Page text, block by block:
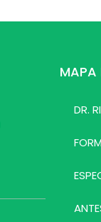
MAPA
DR.